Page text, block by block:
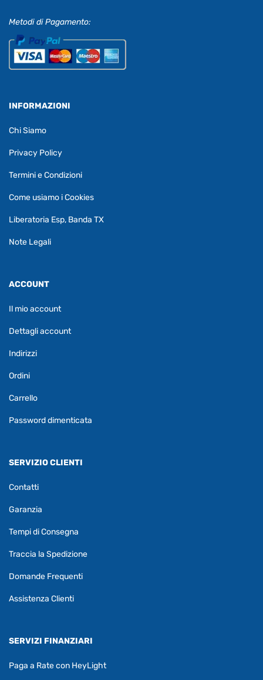
Metodi di Pagamento:
INFORMAZIONI
Chi Siamo
Privacy Policy
Termini e Condizioni
Come usiamo i Cookies
Liberatoria Esp, Banda TX
Note Legali
ACCOUNT
Il mio account
Dettagli account
Indirizzi
Ordini
Carrello
Password dimenticata
SERVIZIO CLIENTI
Contatti
Garanzia
Tempi di Consegna
Traccia la Spedizione
Domande Frequenti
Assistenza Clienti
SERVIZI FINANZIARI
Paga a Rate con HeyLight